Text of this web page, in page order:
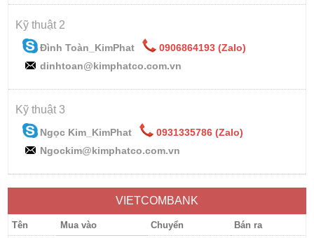
Kỹ thuật 2
Đình Toàn_KimPhat
0906864193 (Zalo)
dinhtoan@kimphatco.com.vn
Kỹ thuật 3
Ngọc Kim_KimPhat
0931335786 (Zalo)
Ngockim@kimphatco.com.vn
VIETCOMBANK
Tên Mua vào Chuyển
Bán ra